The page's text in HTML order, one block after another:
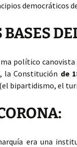
democráticos
BASES
político canovista
la Constitución de
(el bipartidismo, el
era una